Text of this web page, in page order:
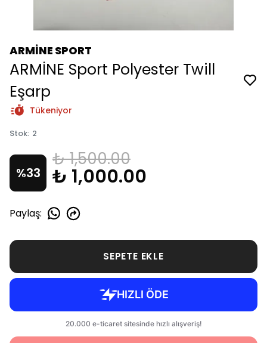
ARMİNE SPORT
ARMİNE Sport Polyester Twill
Eşarp
Tükeniyor
Stok: 2
%33
₺ 1,500.00
₺ 1,000.00
Paylaş:
SEPETE EKLE